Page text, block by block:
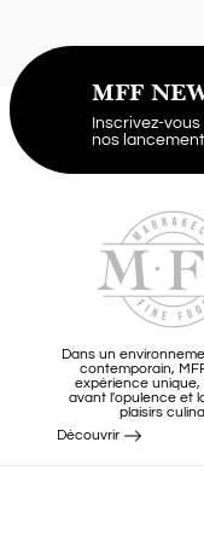
MFF
Inscrivez-
nos
Dans un
contemporain,
expérience
avant l'opulence et
plaisirs
Découvrir